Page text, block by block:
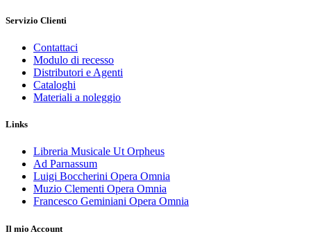
Servizio Clienti
Contattaci
Modulo di recesso
Distributori e Agenti
Cataloghi
Materiali a noleggio
Links
Libreria Musicale Ut Orpheus
Ad Parnassum
Luigi Boccherini Opera Omnia
Muzio Clementi Opera Omnia
Francesco Geminiani Opera Omnia
Il mio Account